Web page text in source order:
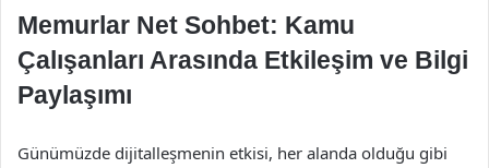
Memurlar Net Sohbet: Kamu
Çalışanları Arasında Etkileşim ve Bilgi
Paylaşımı
Günümüzde dijitalleşmenin etkisi, her alanda olduğu gibi